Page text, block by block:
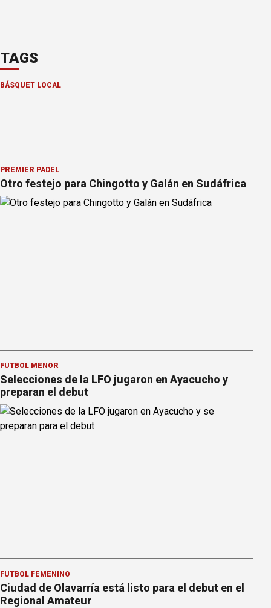
TAGS
BÁSQUET LOCAL
PREMIER PÁDEL
Otro festejo para Chingotto y Galán en Sudáfrica
FÚTBOL MENOR
Selecciones de la LFO jugaron en Ayacucho y
preparan el debut
FÚTBOL FEMENINO
Ciudad de Olavarría está listo para el debut en el
Regional Amateur